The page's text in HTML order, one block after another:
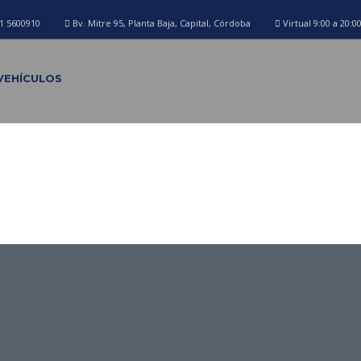
Virtual 9:00 a
Bv. Mitre 95, Planta Baja, Capital, Córdoba
5600910